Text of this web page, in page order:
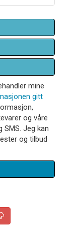
mine
gitt
og våre
Jeg kan
og tilbud